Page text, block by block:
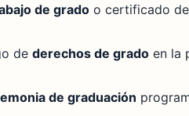
de grado o certificado
de derechos de grado en la
de graduación